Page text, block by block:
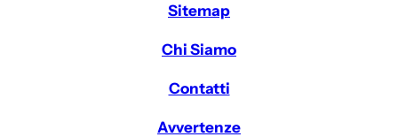
Sitemap
Chi Siamo
Contatti
Avvertenze